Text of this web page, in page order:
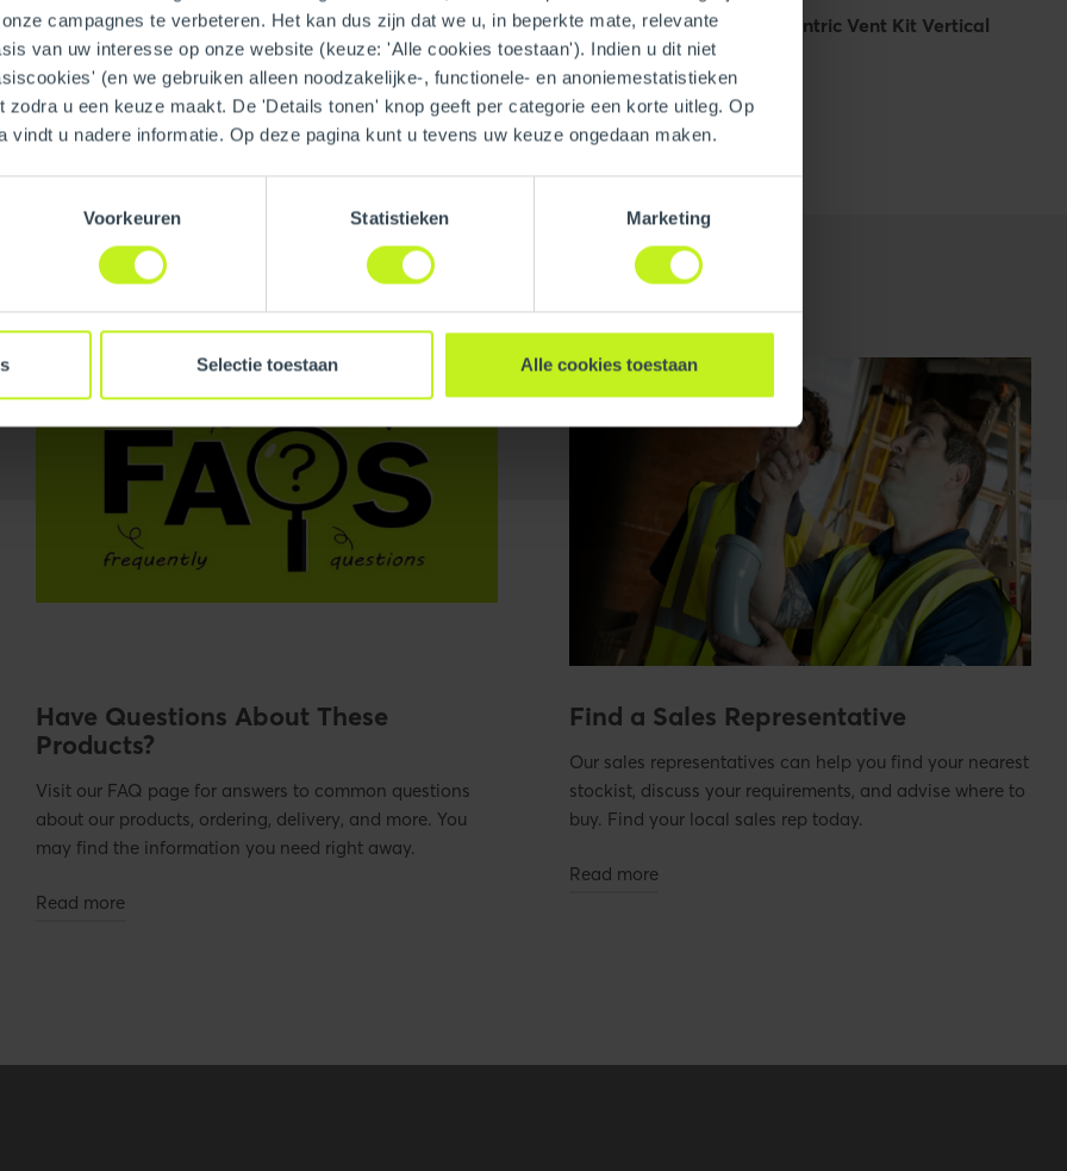
campagnes te verbeteren. Het kan dus zijn dat we u, in beperkte mate, relevante
van uw interesse op onze website (keuze: 'Alle cookies toestaan'). Indien u dit niet
(en we gebruiken alleen noodzakelijke-, functionele- en anoniemestatistieken
u een keuze maakt. De 'Details tonen' knop geeft per categorie een korte uitleg. Op
vindt u nadere informatie. Op deze pagina kunt u tevens uw keuze ongedaan maken.
Voorkeuren Statistieken Marketing
Selectie toestaan Alle cookies toestaan
Vent Kit Vertical 3/5" Concentric Vent Kit Vertical 4/6" Concentric Vent Kit Vertical
Have Questions About These
Products?
Visit our FAQ page for answers to common questions
about our products, ordering, delivery, and more. You
may find the information you need right away.
Read more
Find a Sales Representative
Our sales representatives can help you find your nearest
stockist, discuss your requirements, and advise where to
buy. Find your local sales rep today.
Read more